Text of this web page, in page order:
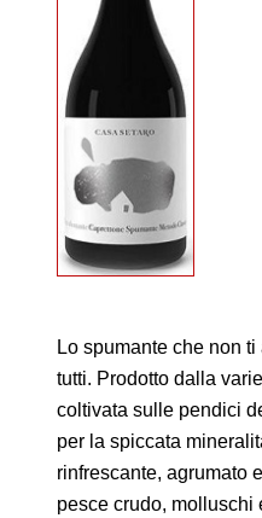
Lo spumante che non
tutti. Prodotto dalla
coltivata sulle pendici
per la spiccata
rinfrescante, agrumato
pesce crudo, molluschi